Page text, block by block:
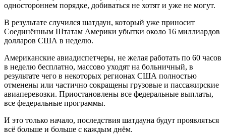
одностороннем порядке, добиваться не хотят и уже не могут.
В результате случился шатдаун, который уже приносит
Соединённым Штатам Америки убытки около 16 миллиардов
долларов США в неделю.
Американские авиадиспетчеры, не желая работать по 60 часов
в неделю бесплатно, массово уходят на больничный, в
результате чего в некоторых регионах США полностью
отменены или частично сокращены грузовые и пассажирские
авиаперевозки. Приостановлены все федеральные выплаты,
все федеральные программы.
И это только начало, последствия шатдауна будут проявляться
всё больше и больше с каждым днём.